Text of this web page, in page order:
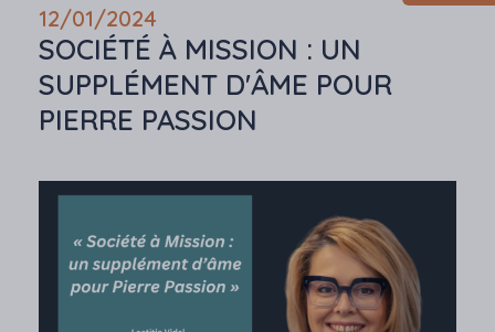
12/01/2024
SOCIÉTÉ À MISSION : UN
SUPPLÉMENT D'ÂME POUR
PIERRE PASSION